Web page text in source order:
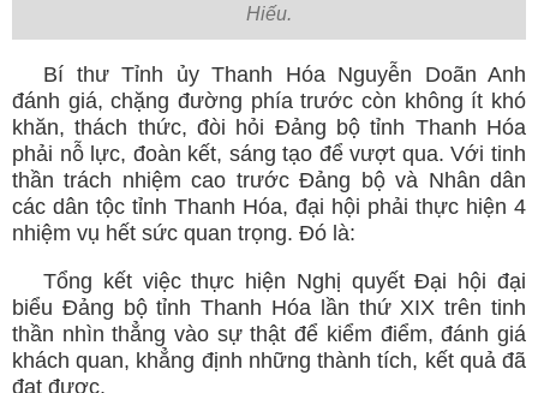
Hiếu.
Bí thư Tỉnh ủy Thanh Hóa Nguyễn Doãn Anh
đánh giá, chặng đường phía trước còn không ít khó
khăn, thách thức, đòi hỏi Đảng bộ tỉnh Thanh Hóa
phải nỗ lực, đoàn kết, sáng tạo để vượt qua. Với tinh
thần trách nhiệm cao trước Đảng bộ và Nhân dân
các dân tộc tỉnh Thanh Hóa, đại hội phải thực hiện 4
nhiệm vụ hết sức quan trọng. Đó là:
Tổng kết việc thực hiện Nghị quyết Đại hội đại
biểu Đảng bộ tỉnh Thanh Hóa lần thứ XIX trên tinh
thần nhìn thẳng vào sự thật để kiểm điểm, đánh giá
khách quan, khẳng định những thành tích, kết quả đã
đạt được.